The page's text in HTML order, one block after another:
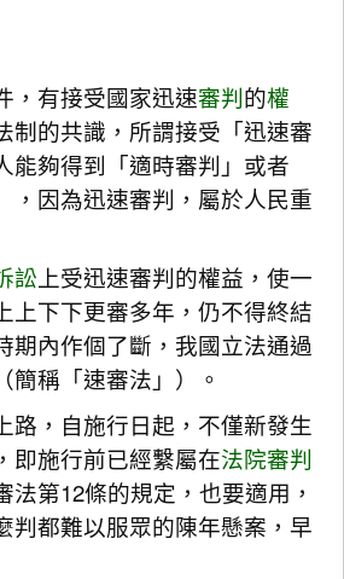
，有接受國家迅速審判的權
制的共識，所謂接受「迅速審
能夠得到「適時審判」或者
，因為迅速審判，屬於人民重
訟上受迅速審判的權益，使一
上下下更審多年，仍不得終結
期內作個了斷，我國立法通過
簡稱「速審法」）。
路，自施行日起，不僅新發生
即施行前已經繫屬在法院審判
法第12條的規定，也要適用，
判都難以服眾的陳年懸案，早